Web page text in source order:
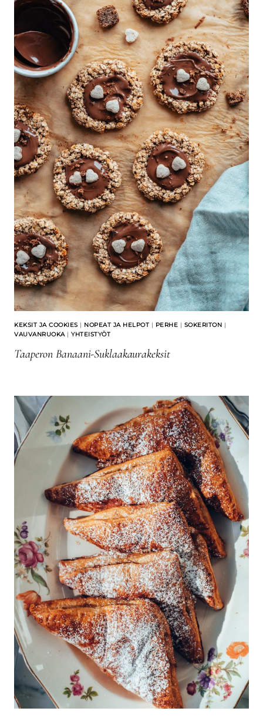
KEKSIT JA COOKIES | NOPEAT JA HELPOT | PERHE | SOKERITON |
VAUVANRUOKA| YHTEISTYÖT
Taaperon Banaani-Suklaakaurakeksit